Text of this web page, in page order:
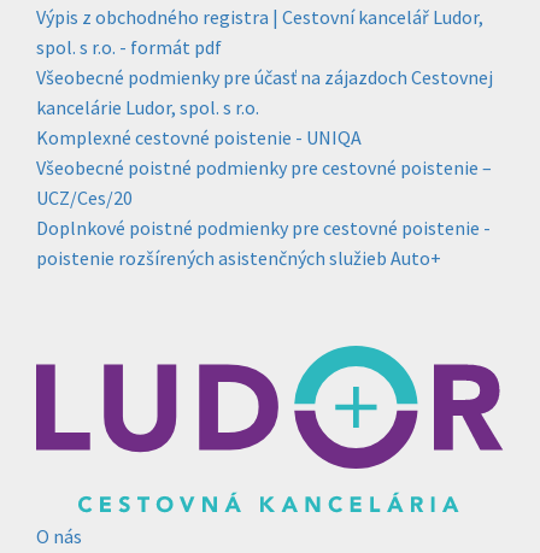
Výpis z obchodného registra | Cestovní kancelář Ludor,
spol. s r.o. - formát pdf
Všeobecné podmienky pre účasť na zájazdoch Cestovnej
kancelárie Ludor, spol. s r.o.
Komplexné cestovné poistenie - UNIQA
Všeobecné poistné podmienky pre cestovné poistenie –
UCZ/Ces/20
Doplnkové poistné podmienky pre cestovné poistenie -
poistenie rozšírených asistenčných služieb Auto+
O nás